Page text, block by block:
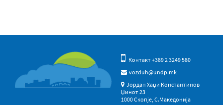
Контакт +389 2 3249 580
vozduh@undp.mk
Јордан Хаџи Константинов
Џинот 23
1000 Скопје, С.Македонија